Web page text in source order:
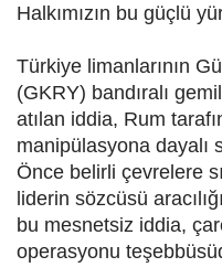
Halkımızın bu güçlü
Türkiye limanlarının
(GKRY) bandıralı
atılan iddia, Rum
manipülasyona dayalı
Önce belirli çevrelere
liderin sözcüsü
bu mesnetsiz iddia,
operasyonu